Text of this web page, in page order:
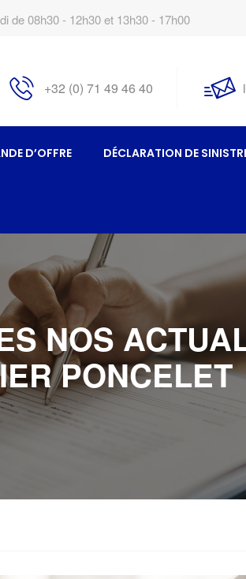
de 08h30 - 12h30 et 13h30 - 17h00
+32 (0) 71 49 46 40
D’OFFRE DÉCLARATION DE
NOS
PONCELET